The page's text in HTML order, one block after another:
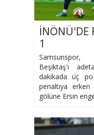
İNÖNÜ'DE
1
Samsunspor,
Beşiktaş'ı
dakikada üç
penaltıya
gölüne Ersin